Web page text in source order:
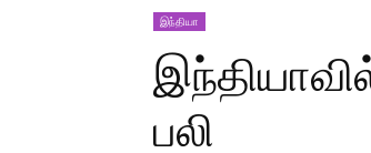
இந்தியா
பலி